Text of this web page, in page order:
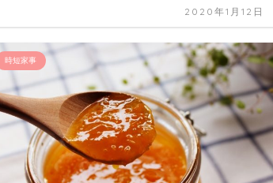
2020年1月12日
時短家事